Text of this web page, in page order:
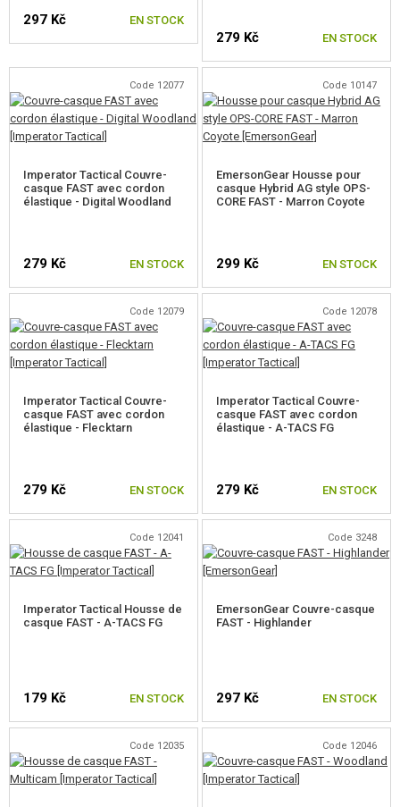
GANTS
PLATEFORMES MOLLE
BOTTES, IMPRÉGNATION
LIGHTSTICKS
PARACORD, CORDES, MOUSQUETONS
CAMOUFLAGE, BANDE CAMOUFLAGE
RADIOS, CASQUES, CAMÉRAS
ACCESSOIRES POUR RÉPLIQUE
PIECE DE RECHANGE, UPGRADE
AUTO DÉFENSE, FORMATION, COUTEAUX
OUTDOOR, BUSHCRAFT
297 Kč EN STOCK
279 Kč EN STOCK
Code 12077
Imperator Tactical Couvre-
casque FAST avec cordon
élastique - Digital Woodland
279 Kč EN STOCK
Code 10147
EmersonGear Housse pour
casque Hybrid AG style OPS-
CORE FAST - Marron Coyote
299 Kč EN STOCK
Code 12079
Imperator Tactical Couvre-
casque FAST avec cordon
élastique - Flecktarn
279 Kč EN STOCK
Code 12078
Imperator Tactical Couvre-
casque FAST avec cordon
élastique - A-TACS FG
279 Kč EN STOCK
Code 12041
Imperator Tactical Housse de
casque FAST - A-TACS FG
179 Kč EN STOCK
Code 3248
EmersonGear Couvre-casque
FAST - Highlander
297 Kč EN STOCK
Code 12035 Code 12046